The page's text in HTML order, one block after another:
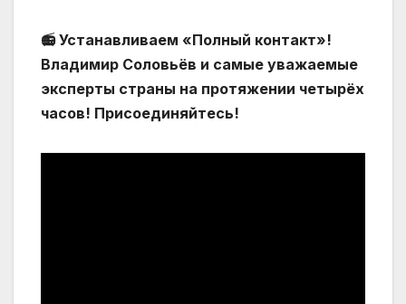
📻 Устанавливаем «Полный контакт»!
Владимир Соловьёв и самые уважаемые
эксперты страны на протяжении четырёх
часов! Присоединяйтесь!